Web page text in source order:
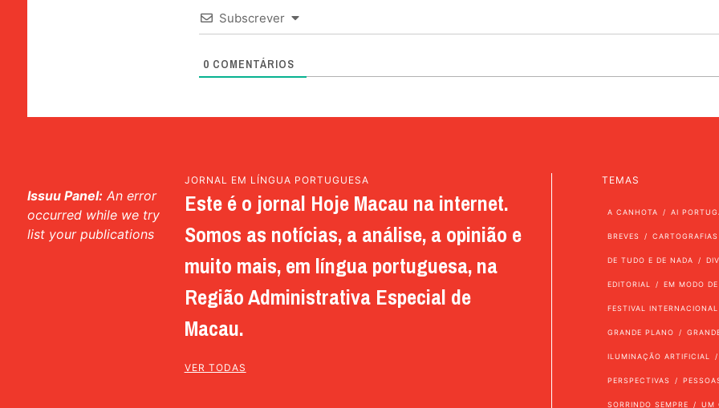
Subscrever
0 COMENTÁRIOS
Issuu Panel: An error
occurred while we try
list your publications
JORNAL EM LÍNGUA PORTUGUESA
Este é o jornal Hoje Macau na internet.
Somos as notícias, a análise, a opinião e
muito mais, em língua portuguesa, na
Região Administrativa Especial de
Macau.
VER TODAS
TEMAS
A CANHOTA AI
BREVES CARTOGRAFIAS
DE TUDO E DE NADA
EDITORIAL EM MODO
FESTIVAL
GRANDE PLANO
ILUMINAÇÃO ARTIFICIAL
PERSPECTIVAS
SORRINDO SEMPRE UM